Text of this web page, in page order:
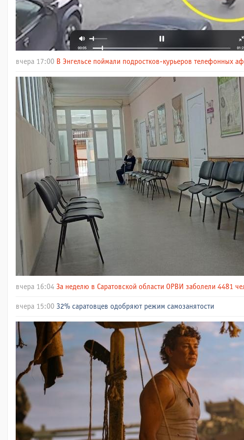
вчера 17:00 В Энгельсе поймали подростков-курьеров телефонных
вчера 16:04 За неделю в Саратовской области ОРВИ заболели 4481
вчера 15:00 32% саратовцев одобряют режим самозанятости